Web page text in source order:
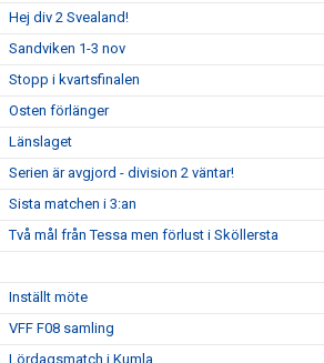
Hej div 2 Svealand!
Sandviken 1-3 nov
Stopp i kvartsfinalen
Osten förlänger
Länslaget
Serien är avgjord - division 2 väntar!
Sista matchen i 3:an
Två mål från Tessa men förlust i Sköllersta
Inställt möte
VFF F08 samling
Lördagsmatch i Kumla